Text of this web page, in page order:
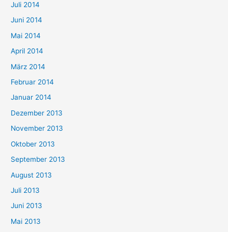
Juli 2014
Juni 2014
Mai 2014
April 2014
März 2014
Februar 2014
Januar 2014
Dezember 2013
November 2013
Oktober 2013
September 2013
August 2013
Juli 2013
Juni 2013
Mai 2013